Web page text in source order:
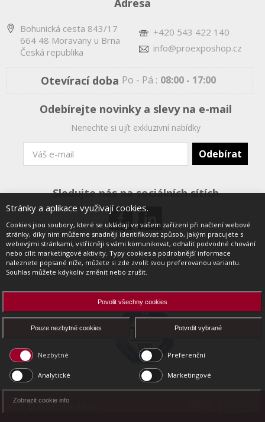
Adresa
Bohunická cesta 843/17
664 48 Moravany u Brna
Česká republika
+420 543 422 140
info@proexposhop.cz
Otevírací doba Po - Pá : 08:00 - 17:00
Odebírejte novinky a slevy na e-mail
Nenechte si ujít exkluzivní nabídky
Sledujte nás na sociálních sítích
Certifikáty kvality
2026 © EUROstand s.r.o.
Stránky a aplikace využívají cookies.
Cookies jsou soubory, které se ukládají ve vašem zařízení při načtení webové
stránky, díky nim můžeme snadněji identifikovat způsob, jakým pracujete s
webovými stránkami, vstřícněji s vámi komunikovat, odhalit podvodné chování
nebo cílit marketingové aktivity. Typy cookies a podrobnější informace
naleznete popsané níže, můžete si zde zvolit svou preferovanou variantu.
Souhlas můžete kdykoliv změnit nebo zrušit.
Pouze nezbytné cookies Potvrdit vybrané
Povolit všechny cookies
Nezbytné Preferenční
Analytické Marketingové
Zobrazit cookie info